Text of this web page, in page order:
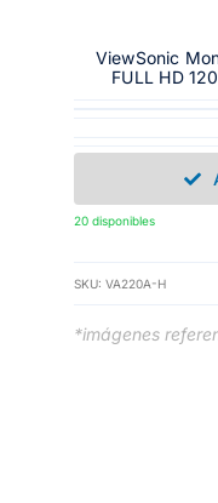
ViewSonic
FULL HD
20 disponibles
SKU: VA220A-H
*imágenes